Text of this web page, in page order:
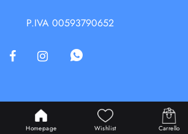
P.IVA 00593790652
Homepage Wishlist Carrello
Powered & Designed by